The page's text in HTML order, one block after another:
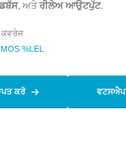
, ਅਤੇਰੀਲੇਅ ਆਉਟਪੁੱਟ.
ਕਵਰੇਜ
%LEL
ਕਰੋ ਵਟਸਐਪ